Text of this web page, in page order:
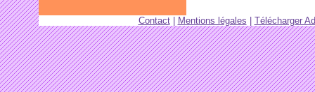
Contact| Mentions légales Télécharger